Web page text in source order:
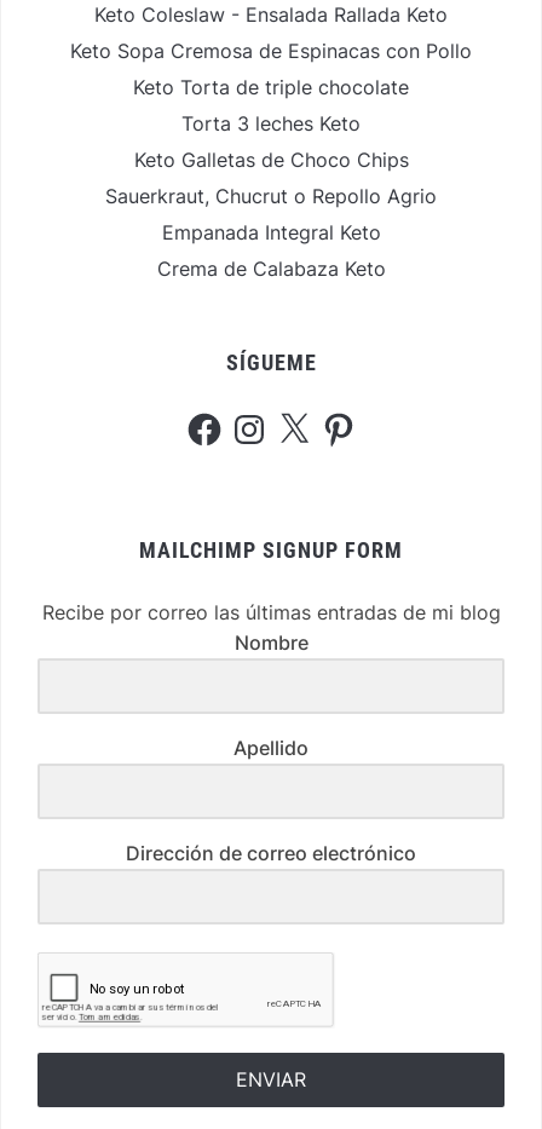
Keto Coleslaw - Ensalada Rallada Keto
Keto Sopa Cremosa de Espinacas con Pollo
Keto Torta de triple chocolate
Torta 3 leches Keto
Keto Galletas de Choco Chips
Sauerkraut, Chucrut o Repollo Agrio
Empanada Integral Keto
Crema de Calabaza Keto
SÍGUEME
FacebookInstagram
X Pinterest
MAILCHIMP SIGNUP FORM
Recibe por correo las últimas entradas de mi blog
Nombre
Apellido
Dirección de correo electrónico
ENVIAR